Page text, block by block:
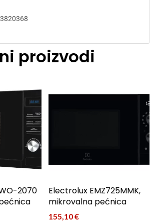
proizvodi
2070
Electrolux EMZ725MMK,
mikrovalna pećnica
155,10€